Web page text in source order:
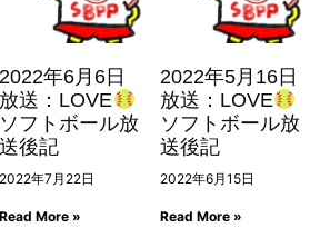
2022年6月6日
放送：LOVE
ソフトボール放
送後記
2022年7月22日
Read More »
2022年5月16日
放送：LOVE
ソフトボール放
送後記
2022年6月15日
Read More »